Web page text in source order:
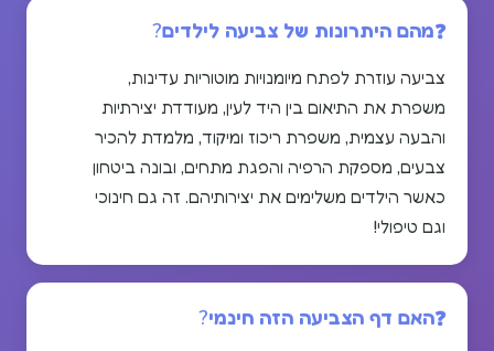
מהם היתרונות של צביעה לילדים?
צביעה עוזרת לפתח מיומנויות מוטוריות עדינות,
משפרת את התיאום בין היד לעין, מעודדת יצירתיות
והבעה עצמית, משפרת ריכוז ומיקוד, מלמדת להכיר
צבעים, מספקת הרפיה והפגת מתחים, ובונה ביטחון
כאשר הילדים משלימים את יצירותיהם. זה גם חינוכי
וגם טיפולי!
האם דף הצביעה הזה חינמי?